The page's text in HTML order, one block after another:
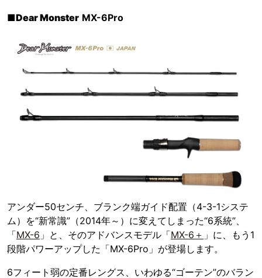
■Dear Monster MX-6Pro
アンダー50センチ、ブランク端ガイド配置（4-3-1システ
ム）を“新常識”（2014年～）に変えてしまった“6系統”、
「MX-6 」と、そのアドバンスモデル「MX-6＋ 」に、もう1
段階パワーアップした「MX-6Pro」が登場します。
6フィート弱の定番レングス、いわゆる“ゴーテン”のバラン